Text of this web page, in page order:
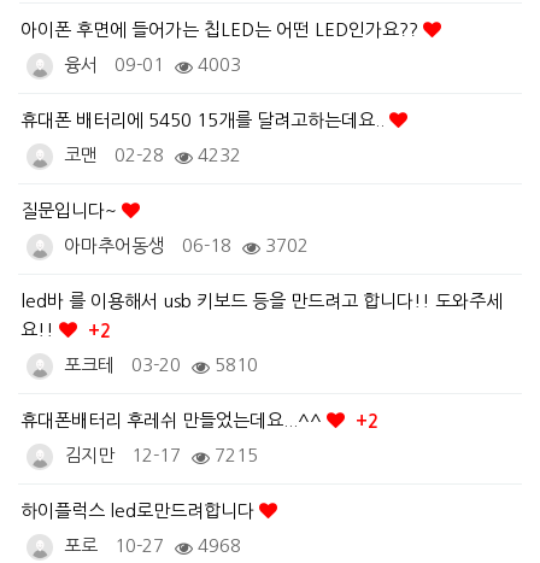
아이폰 후면에 들어가는 칩LED는 어떤 LED인가요??
융서
09-01 4003
휴대폰 배터리에 5450 15개를 달려고하는데요..
코맨
02-28 4232
질문입니다~
아마추어동생
06-18 3702
led바 를 이용해서 usb 키보드 등을 만드려고 합니다!! 도와주세
요!!
+2
포크테
03-20 5810
휴대폰배터리 후레쉬 만들었는데요...^^
+2
김지만
12-17 7215
하이플럭스 led로만드려합니다
포로
10-27 4968